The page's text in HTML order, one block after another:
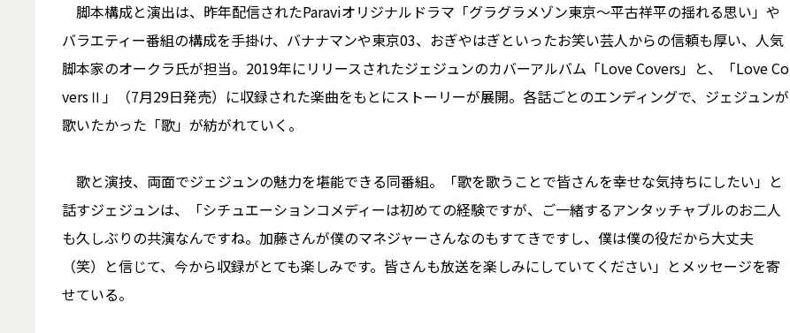
脚本構成と演出は、昨年配信されたParaviオリジナルドラマ「グラグラメゾン東京～平古祥平の揺れる思い」や
バラエティー番組の構成を手掛け、バナナマンや東京03、おぎやはぎといったお笑い芸人からの信頼も厚い、人気
脚本家のオークラ氏が担当。2019年にリリースされたジェジュンのカバーアルバム「Love Covers」と、「Love Co
versⅡ」（7月29日発売）に収録された楽曲をもとにストーリーが展開。各話ごとのエンディングで、ジェジュンが
歌いたかった「歌」が紡がれていく。
歌と演技、両面でジェジュンの魅力を堪能できる同番組。「歌を歌うことで皆さんを幸せな気持ちにしたい」と
話すジェジュンは、「シチュエーションコメディーは初めての経験ですが、ご一緒するアンタッチャブルのお二人
も久しぶりの共演なんですね。加藤さんが僕のマネジャーさんなのもすてきですし、僕は僕の役だから大丈夫
（笑）と信じて、今から収録がとても楽しみです。皆さんも放送を楽しみにしていてください」とメッセージを寄
せている。